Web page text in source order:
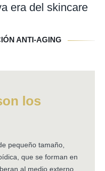
era del skincare
ANTI-AGING
los
pequeño tamaño,
que se forman en
al medio externo